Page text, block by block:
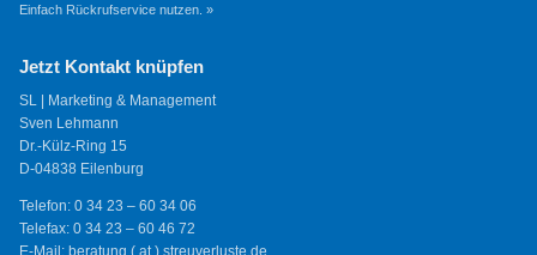
Einfach Rückrufservice nutzen. »
Jetzt Kontakt knüpfen
SL | Marketing & Management
Sven Lehmann
Dr.-Külz-Ring 15
D-04838 Eilenburg
Telefon: 0 34 23 – 60 34 06
Telefax: 0 34 23 – 60 46 72